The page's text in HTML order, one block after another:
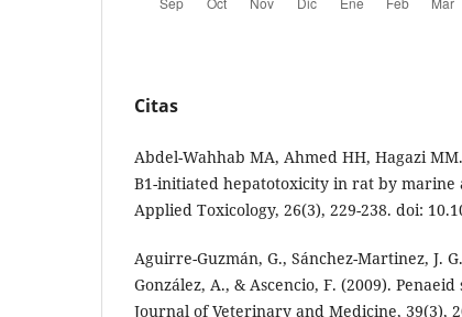
Citas
Abdel-Wahhab MA, Ahmed HH, Hagazi
B1-initiated hepatotoxicity in rat by marine
Applied Toxicology, 26(3), 229-238. doi:
Aguirre-Guzmán, G., Sánchez-Martinez, J.
González, A., & Ascencio, F. (2009).
Journal of Veterinary and Medicine, 39(3),